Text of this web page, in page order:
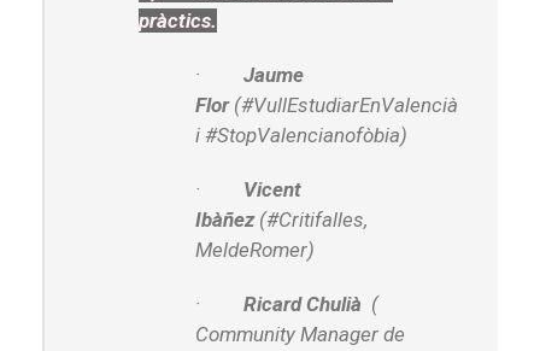
pràctics.
·Jaume
Flor(#VullEstudiarEnValencià
i #StopValencianofòbia)
· Vicent
Ibàñez(#Critifalles,
MeldeRomer)
·Ricard Chulià (
Community Manager de